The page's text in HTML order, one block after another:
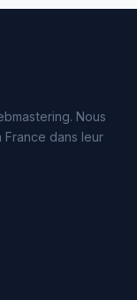
Nous
dans leur